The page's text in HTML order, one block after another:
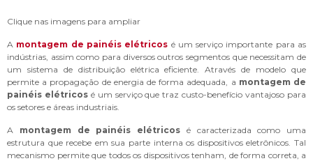
Clique nas imagens para ampliar
A montagem de painéis elétricos é um serviço importante para as
indústrias, assim como para diversos outros segmentos que necessitam de
um sistema de distribuição elétrica eficiente. Através de modelo que
permite a propagação de energia de forma adequada, a montagem de
painéis elétricosé um serviço que traz custo-benefício vantajoso para
os setores e áreas industriais.
A montagem de painéis elétricos é caracterizada como uma
estrutura que recebe em sua parte interna os dispositivos eletrônicos. Tal
mecanismo permite que todos os dispositivos tenham, de forma correta, a